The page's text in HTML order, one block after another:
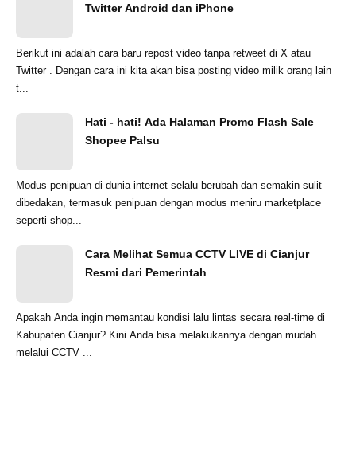
Twitter Android dan iPhone
Berikut ini adalah cara baru repost video tanpa retweet di X atau
Twitter . Dengan cara ini kita akan bisa posting video milik orang lain
t...
Hati - hati! Ada Halaman Promo Flash Sale
Shopee Palsu
Modus penipuan di dunia internet selalu berubah dan semakin sulit
dibedakan, termasuk penipuan dengan modus meniru marketplace
seperti shop...
Cara Melihat Semua CCTV LIVE di Cianjur
Resmi dari Pemerintah
Apakah Anda ingin memantau kondisi lalu lintas secara real-time di
Kabupaten Cianjur? Kini Anda bisa melakukannya dengan mudah
melalui CCTV ...